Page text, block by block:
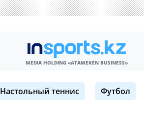
MEDIA HOLDING «ATAMEKЕN BUSINESS»
Настольный теннис Футбол